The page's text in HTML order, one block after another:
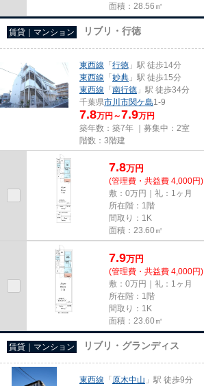
面積：28.56㎡
賃貸｜マンション リブリ・行徳
東西線 「行徳 」駅 徒歩14分
東西線 「妙典 」駅 徒歩15分
東西線 「南行徳 」駅 徒歩34分
千葉県市川市関ケ島1-9
7.8万円～7.9万円
築年数：築7年 ｜募集中： 2室
階数：3階建
7.8万円
(管理費・共益費 4,000円)
敷：0万円｜礼：1ヶ月
所在階：1階
間取り：1K
面積：23.60㎡
7.9万円
(管理費・共益費 4,000円)
敷：0万円｜礼：1ヶ月
所在階：1階
間取り：1K
面積：23.60㎡
賃貸｜マンション リブリ・グランディス
東西線 「原木中山 」駅 徒歩9分